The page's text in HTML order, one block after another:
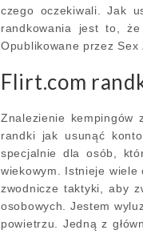
czego oczekiwali. Jak
randkowania jest to,
Opublikowane przez Sex
Flirt.com
Znalezienie kempingów
randki jak usunąć
specjalnie dla osób,
wiekowym. Istnieje wiele
zwodnicze taktyki, aby
osobowych. Jestem
powietrzu. Jedną z